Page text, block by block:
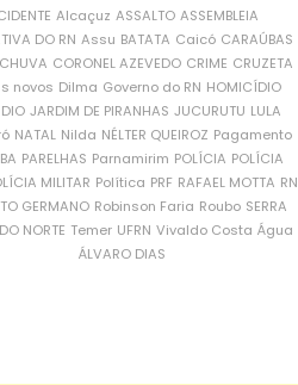
Alcaçuz ASSALTO ASSEMBLEIA
DO RN Assu BATATA Caicó CARAÚBAS
CORONEL AZEVEDO CRIME CRUZETA
novos Dilma Governo do RN HOMICÍDIO
JARDIM DE PIRANHAS JUCURUTU LULA
NATAL Nilda NÉLTER QUEIROZ Pagamento
PARELHAS Parnamirim POLÍCIA POLÍCIA
MILITAR Política PRF RAFAEL MOTTA RN
GERMANO Robinson Faria Roubo SERRA
NORTE Temer UFRN Vivaldo Costa Água
ÁLVARO DIAS